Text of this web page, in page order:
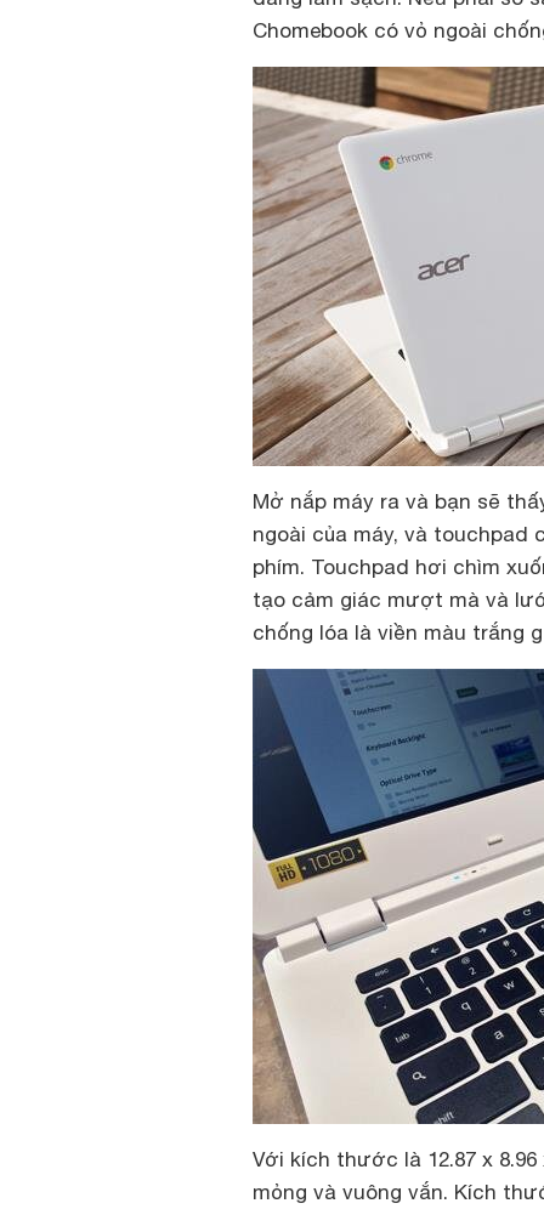
Chomebook có vỏ ngoài
Mở nắp máy ra và bạn sẽ
ngoài của máy, và touchpad
phím. Touchpad hơi chìm
tạo cảm giác mượt mà và
chống lóa là viền màu trắng
Với kích thước là 12.87 x
mỏng và vuông vắn. Kích